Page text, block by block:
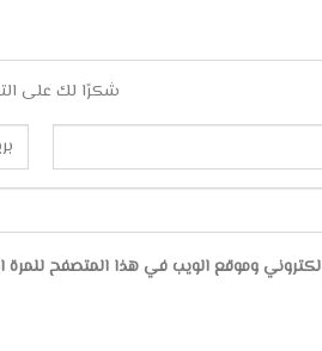
شكرًا لك على
وموقع الويب في هذا المتصفح للمرة